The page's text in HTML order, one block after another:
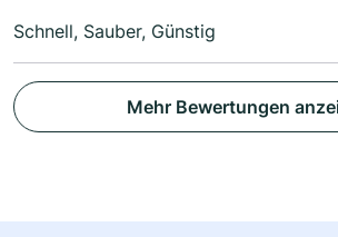
Schnell, Sauber, Günstig
Mehr Bewertungen